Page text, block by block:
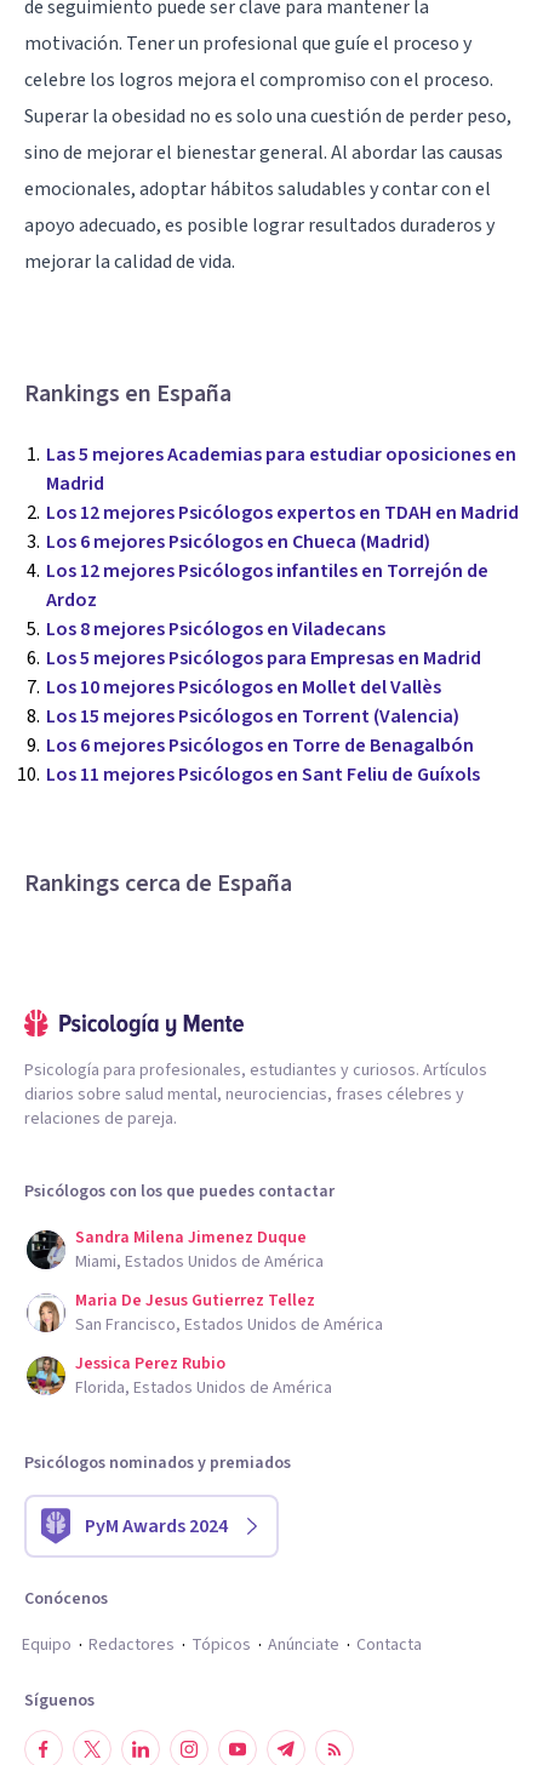
de seguimiento puede ser clave para mantener la
motivación. Tener un profesional que guíe el proceso y
celebre los logros mejora el compromiso con el proceso.
Superar la obesidad no es solo una cuestión de perder peso,
sino de mejorar el bienestar general. Al abordar las causas
emocionales, adoptar hábitos saludables y contar con el
apoyo adecuado, es posible lograr resultados duraderos y
mejorar la calidad de vida.
Rankings en España
Las 5 mejores Academias para estudiar oposiciones en
Madrid
Los 12 mejores Psicólogos expertos en TDAH en Madrid
Los 6 mejores Psicólogos en Chueca (Madrid)
Los 12 mejores Psicólogos infantiles en Torrejón de
Ardoz
Los 8 mejores Psicólogos en Viladecans
Los 5 mejores Psicólogos para Empresas en Madrid
Los 10 mejores Psicólogos en Mollet del Vallès
Los 15 mejores Psicólogos en Torrent (Valencia)
Los 6 mejores Psicólogos en Torre de Benagalbón
Los 11 mejores Psicólogos en Sant Feliu de Guíxols
Rankings cerca de España
Psicología para profesionales, estudiantes y curiosos. Artículos
diarios sobre salud mental, neurociencias, frases célebres y
relaciones de pareja.
Psicólogos con los que puedes contactar
Sandra Milena Jimenez Duque
Miami, Estados Unidos de América
Maria De Jesus Gutierrez Tellez
San Francisco, Estados Unidos de América
Jessica Perez Rubio
Florida, Estados Unidos de América
Psicólogos nominados y premiados
PyM Awards 2024
Conócenos
Equipo
Redactores Tópicos Anúnciate Contacta
Síguenos